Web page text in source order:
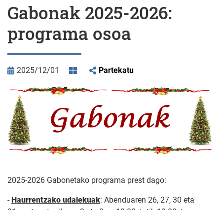
Gabonak 2025-2026:
programa osoa
2025/12/01 Partekatu
2025-2026 Gabonetako programa prest dago:
- Haurrentzako udalekuak: Abenduaren 26, 27, 30 eta